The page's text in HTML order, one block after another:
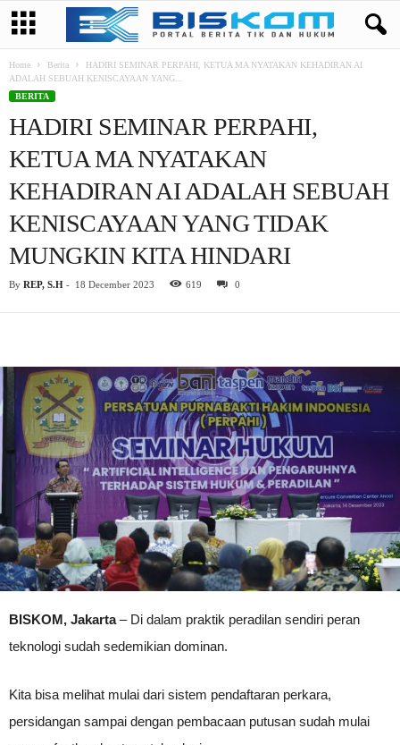
Home Berita
HADIRI SEMINAR PERPAHI, KETUA MA NYATAKAN KEHADIRAN AI
ADALAH SEBUAH KENISCAYAAN YANG...
BERITA
HADIRI SEMINAR PERPAHI,
KETUA MA NYATAKAN
KEHADIRAN AI ADALAH SEBUAH
KENISCAYAAN YANG TIDAK
MUNGKIN KITA HINDARI
By REP, S.H - 18 December 2023 619 0
BISKOM, Jakarta– Di dalam praktik peradilan sendiri peran
teknologi sudah sedemikian dominan.
Kita bisa melihat mulai dari sistem pendaftaran perkara,
persidangan sampai dengan pembacaan putusan sudah mulai